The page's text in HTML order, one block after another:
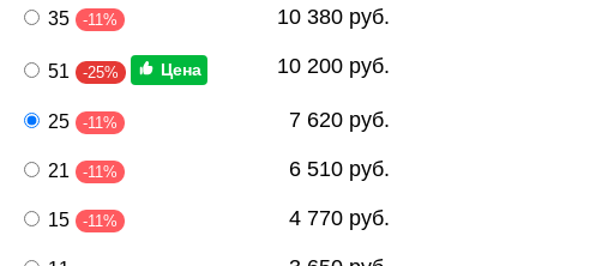
35 -11% 10 380 руб.
51 -25% 10 200 руб.
25 -11% 7 620 руб.
21 -11% 6 510 руб.
15 -11% 4 770 руб.